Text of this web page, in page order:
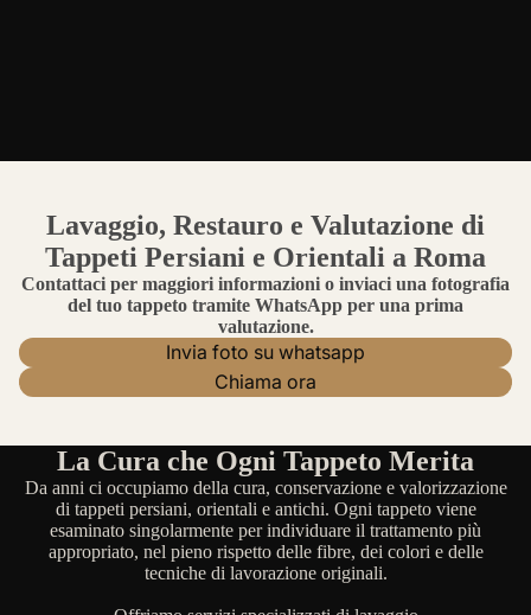
Lavaggio, Restauro e Valutazione di
Tappeti Persiani e Orientali a Roma
Contattaci per maggiori informazioni o inviaci una fotografia
del tuo tappeto tramite WhatsApp per una prima
valutazione.
Invia foto su whatsapp
Chiama ora
La Cura che Ogni Tappeto Merita
Da anni ci occupiamo della cura, conservazione e valorizzazione
di tappeti persiani, orientali e antichi. Ogni tappeto viene
esaminato singolarmente per individuare il trattamento più
appropriato, nel pieno rispetto delle fibre, dei colori e delle
tecniche di lavorazione originali.